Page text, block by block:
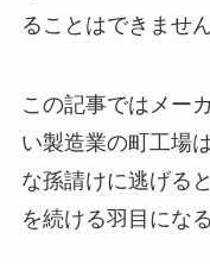
ることはできません
この記事ではメー
い製造業の町工場
な孫請けに逃げる
を続ける羽目にな